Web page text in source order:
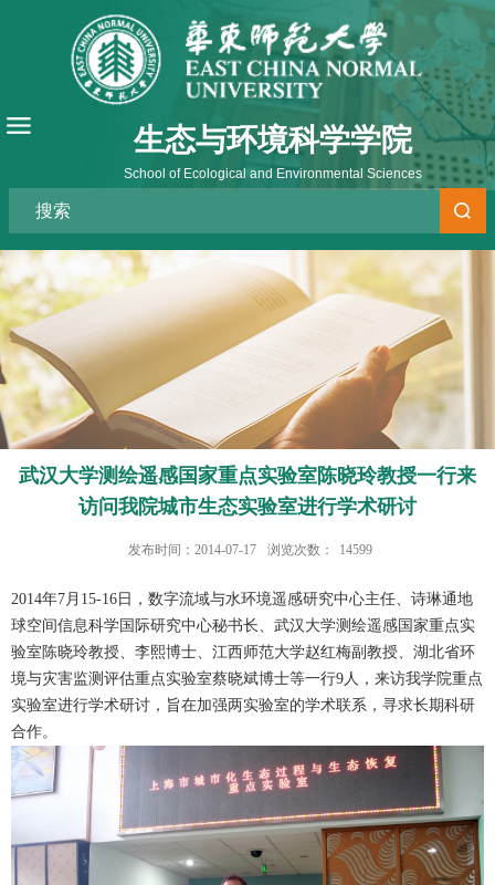
生态与环境科学学院
School of Ecological and Environmental Sciences
武汉大学测绘遥感国家重点实验室陈晓玲教授一行来
访问我院城市生态实验室进行学术研讨
发布时间：2014-07-17 浏览次数： 14599
2014年7月15-16日，数字流域与水环境遥感研究中心主任、诗琳通地
球空间信息科学国际研究中心秘书长、武汉大学测绘遥感国家重点实
验室陈晓玲教授、李熙博士、江西师范大学赵红梅副教授、湖北省环
境与灾害监测评估重点实验室蔡晓斌博士等一行9人，来访我学院重点
实验室进行学术研讨，旨在加强两实验室的学术联系，寻求长期科研
合作。